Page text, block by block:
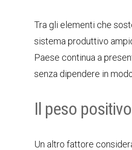
Tra gli elementi che
sistema produttivo
Paese continua a
senza dipendere in
Il peso
Un altro fattore